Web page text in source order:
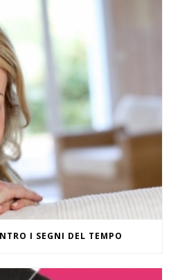
I SEGNI DEL TEMPO